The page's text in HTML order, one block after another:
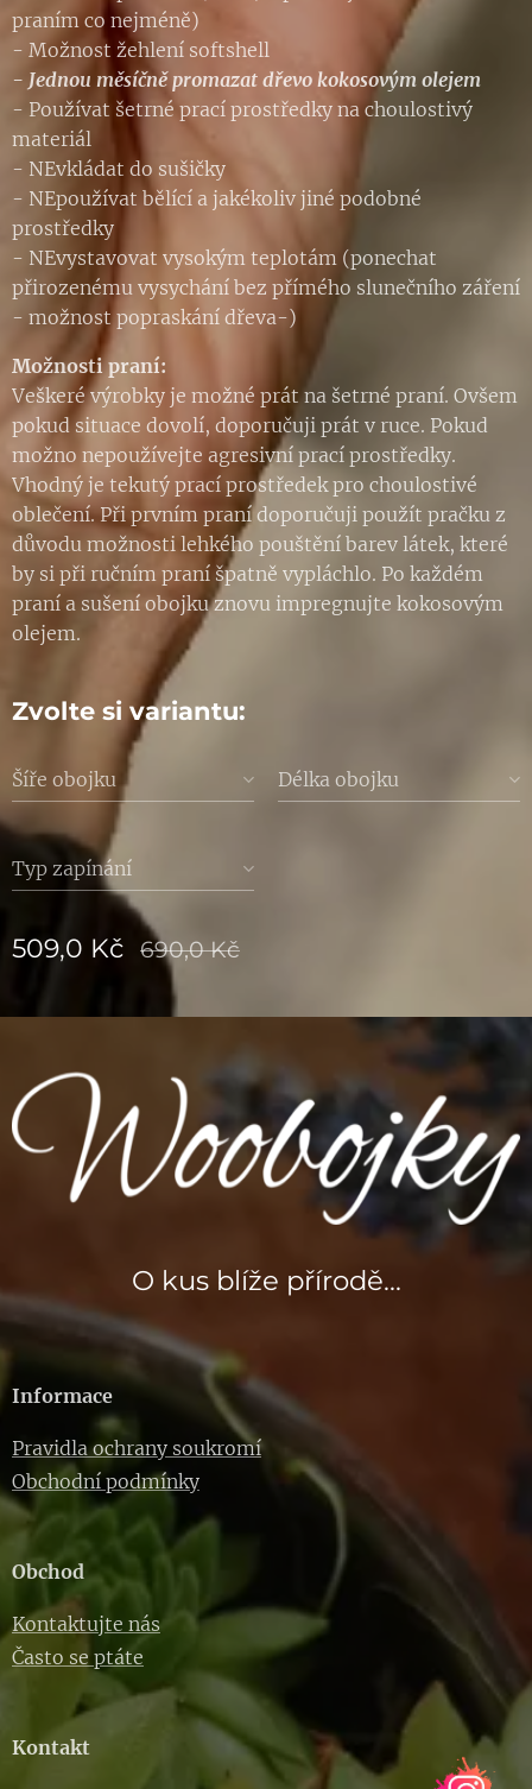
praním co nejméně)
- Možnost žehlení softshell
- Jednou měsíčně promazat dřevo kokosovým olejem
- Používat šetrné prací prostředky na choulostivý
materiál
- NEvkládat do sušičky
- NEpoužívat bělící a jakékoliv jiné podobné
prostředky
- NEvystavovat vysokým teplotám (ponechat
přirozenému vysychání bez přímého slunečního záření
- možnost popraskání dřeva-)
Možnosti praní:
Veškeré výrobky je možné prát na šetrné praní. Ovšem
pokud situace dovolí, doporučuji prát v ruce. Pokud
možno nepoužívejte agresivní prací prostředky.
Vhodný je tekutý prací prostředek pro choulostivé
oblečení. Při prvním praní doporučuji použít pračku z
důvodu možnosti lehkého pouštění barev látek, které
by si při ručním praní špatně vypláchlo. Po každém
praní a sušení obojku znovu impregnujte kokosovým
olejem.
Zvolte si variantu:
Šíře obojku Délka obojku
Typ zapínání
509,0 Kč 690,0Kč
O kus blíže přírodě...
Informace
Pravidla ochrany soukromí
Obchodní podmínky
Obchod
Kontaktujte nás
Často se ptáte
Kontakt